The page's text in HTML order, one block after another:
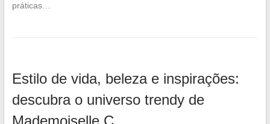
práticas…
Estilo de vida, beleza e inspirações:
descubra o universo trendy de
Mademoiselle C